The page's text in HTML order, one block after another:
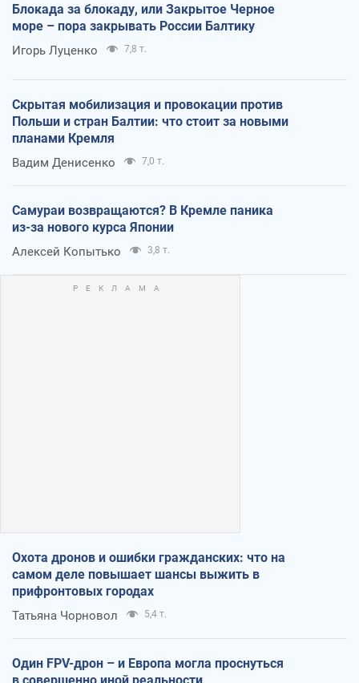
Блокада за блокаду, или Закрытое Черное
море – пора закрывать России Балтику
Игорь Луценко 7,8 т.
Скрытая мобилизация и провокации против
Польши и стран Балтии: что стоит за новыми
планами Кремля
Вадим Денисенко 7,0 т.
Самураи возвращаются? В Кремле паника
из-за нового курса Японии
Алексей Копытько 3,8 т.
Охота дронов и ошибки гражданских: что на
самом деле повышает шансы выжить в
прифронтовых городах
Татьяна Чорновол 5,4 т.
Один FPV-дрон – и Европа могла проснуться
в совершенно иной реальности